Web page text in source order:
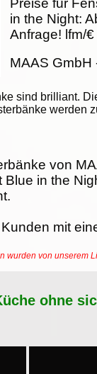
sind brilliant.
werden
Preise für
in the Night:
Anfrage! lfm/€
MAAS GmbH
von
Blue in the
mit
wurden von unserem
ohne